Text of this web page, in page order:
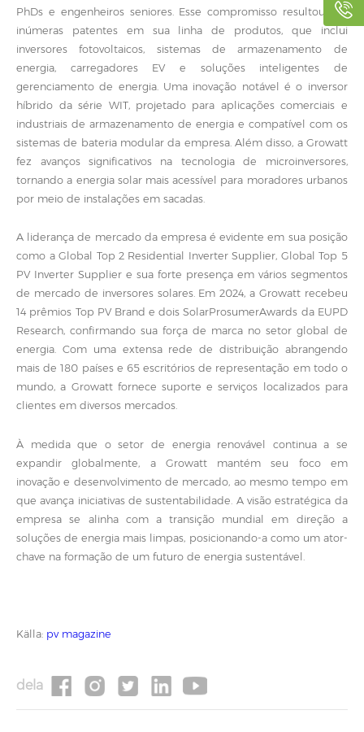
PhDs e engenheiros seniores. Esse compromisso resultou em
inúmeras patentes em sua linha de produtos, que inclui
inversores fotovoltaicos, sistemas de armazenamento de
energia, carregadores EV e soluções inteligentes de
gerenciamento de energia. Uma inovação notável é o inversor
híbrido da série WIT, projetado para aplicações comerciais e
industriais de armazenamento de energia e compatível com os
sistemas de bateria modular da empresa. Além disso, a Growatt
fez avanços significativos na tecnologia de microinversores,
tornando a energia solar mais acessível para moradores urbanos
por meio de instalações em sacadas.
A liderança de mercado da empresa é evidente em sua posição
como a Global Top 2 Residential Inverter Supplier, Global Top 5
PV Inverter Supplier e sua forte presença em vários segmentos
de mercado de inversores solares. Em 2024, a Growatt recebeu
14 prêmios Top PV Brand e dois SolarProsumerAwards da EUPD
Research, confirmando sua força de marca no setor global de
energia. Com uma extensa rede de distribuição abrangendo
mais de 180 países e 65 escritórios de representação em todo o
mundo, a Growatt fornece suporte e serviços localizados para
clientes em diversos mercados.
À medida que o setor de energia renovável continua a se
expandir globalmente, a Growatt mantém seu foco em
inovação e desenvolvimento de mercado, ao mesmo tempo em
que avança iniciativas de sustentabilidade. A visão estratégica da
empresa se alinha com a transição mundial em direção a
soluções de energia mais limpas, posicionando-a como um ator-
chave na formação de um futuro de energia sustentável.
Källa: pv magazine
dela